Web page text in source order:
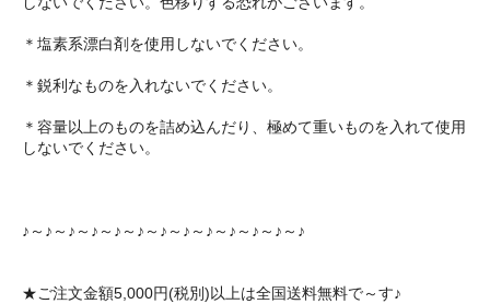
＊塩素系漂白剤を使用しないでください。
＊鋭利なものを入れないでください。
＊容量以上のものを詰め込んだり、極めて重いものを入れて使用
しないでください。
♪～♪～♪～♪～♪～♪～♪～♪～♪～♪～♪～♪～♪
★ご注文金額5,000円(税別)以上は全国送料無料で～す♪